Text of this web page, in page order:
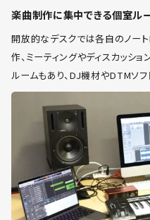
楽曲制作に集中できる個室ル
開放的なデスクでは各自のノー
作、ミーティングやディスカッシ
ルームもあり、DJ機材やDTMソフ